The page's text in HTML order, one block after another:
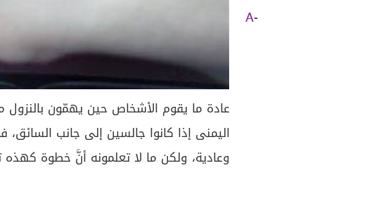
A-
عادة ما يقوم الأشخاص حين يهمّون بالنزول
اليمنى إذا كانوا جالسين إلى جانب السائق،
وعادية، ولكن ما لا تعلمونه أنَّ خطوة